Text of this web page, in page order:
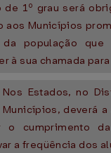
de 1º grau será
aos Municípios
da população que
à sua chamada
Estados, no
deverá
o cumprimento
a freqüência dos